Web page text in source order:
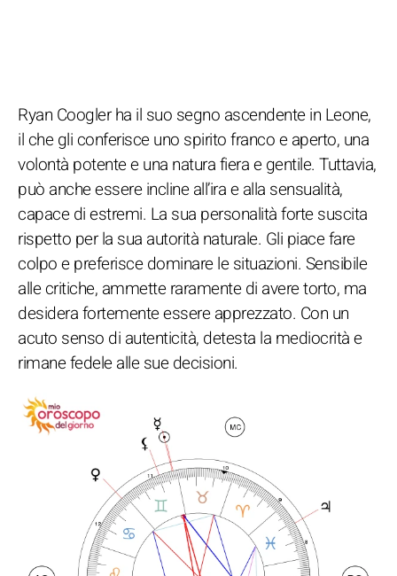
Ryan Coogler ha il suo segno ascendente in Leone,
il che gli conferisce uno spirito franco e aperto, una
volontà potente e una natura fiera e gentile. Tuttavia,
può anche essere incline all’ira e alla sensualità,
capace di estremi. La sua personalità forte suscita
rispetto per la sua autorità naturale. Gli piace fare
colpo e preferisce dominare le situazioni. Sensibile
alle critiche, ammette raramente di avere torto, ma
desidera fortemente essere apprezzato. Con un
acuto senso di autenticità, detesta la mediocrità e
rimane fedele alle sue decisioni.